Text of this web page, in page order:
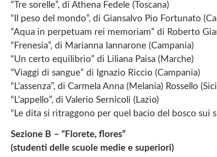
“Tre sorelle”, di Athena Fedele (Toscana)
“Il peso del mondo”, di Giansalvo Pio Fortunato
“Aqua in perpetuam rei memoriam” di Roberto
“Frenesia”, di Marianna Iannarone (Campania)
“Un certo equilibrio” di Liliana Paisa (Marche)
“Viaggi di sangue” di Ignazio Riccio (Campania)
“L’assenza”, di Carmela Anna (Melania) Rossello
“L’appello”, di Valerio Sernicoli (Lazio)
“Le dita si ritraggono per quel bacio del bosco
Sezione B – “Florete, flores”
(studenti delle scuole medie e superiori)